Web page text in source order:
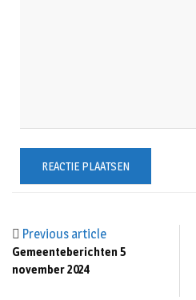
Previous article
Gemeenteberichten 5
november 2024